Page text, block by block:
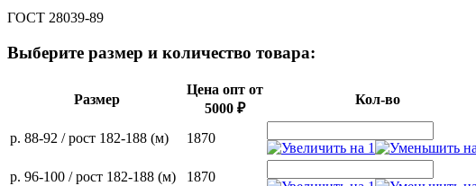
ГОСТ 28039-89
Выберите размер и количество товара:
Размер
Цена опт от
5000 ₽
Кол-во
р. 88-92 / рост 182-188 (м) 1870
р. 96-100 / рост 182-188 (м) 1870